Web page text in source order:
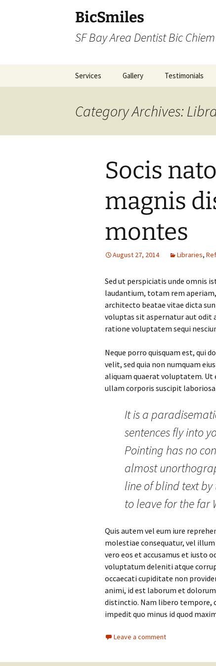
BicSmiles
SF Bay Area Dentist Bic
Services Gallery Testimonials
Category Archives:
Socis
magnis
montes
August 27, 2014 Libraries,
Sed ut perspiciatis unde omnis
laudantium, totam rem
architecto beatae vitae dicta
voluptas sit aspernatur aut odit
ratione voluptatem sequi
Neque porro quisquam est, qui
velit, sed quia non numquam
aliquam quaerat voluptatem.
ullam corporis suscipit
It is a
sentences fly into
Pointing has no
almost
line of blind text
to leave for the far
Quis autem vel eum iure
molestiae consequatur, vel
vero eos et accusamus et iusto
voluptatum deleniti atque
occaecati cupiditate non
animi, id est laborum et
distinctio. Nam libero tempore,
impedit quo minus id quod
Leave a comment